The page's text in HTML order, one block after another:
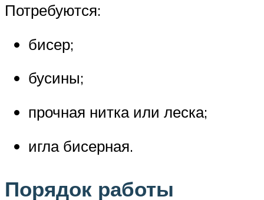
Потребуются:
бисер;
бусины;
прочная нитка или леска;
игла бисерная.
Порядок работы